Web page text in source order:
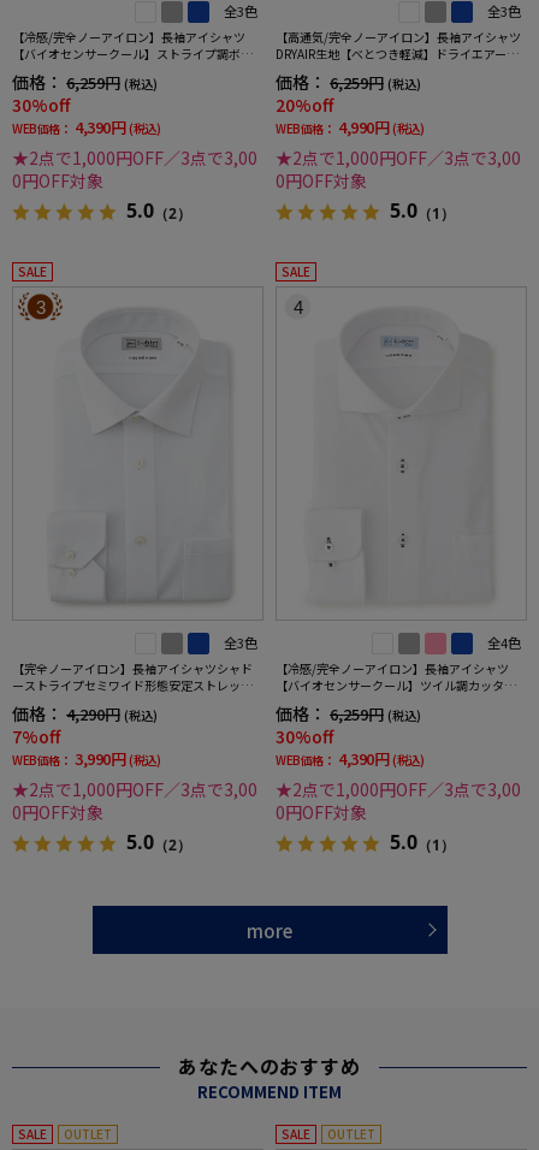
全3色
【冷感/完全ノーアイロン】長袖アイシャツ
【バイオセンサークール】ストライプ調ボタ
ンダウンストライプ形態安定ストレッチ防汚
効果吸汗速乾ワイシャツ春夏
価格： 6,259円 (税込)
30%off
WEB価格： 4,390円 (税込)
★2点で1,000円OFF／3点で3,00
0円OFF対象
5.0 （2）
全3色
【高通気/完全ノーアイロン】長袖アイシャツ
DRYAIR生地【べとつき軽減】ドライエアース
トライプ調セミワイド別布ストライプ形態安
定ストレッチ防汚効果吸汗速乾ワイシャツ春
夏
価格： 6,259円 (税込)
20%off
WEB価格： 4,990円 (税込)
★2点で1,000円OFF／3点で3,00
0円OFF対象
5.0 （1）
SALE
3
全3色
【完全ノーアイロン】長袖アイシャツシャド
ーストライプセミワイド形態安定ストレッチ
吸汗速乾ワイシャツ通年
価格： 4,290円 (税込)
7%off
WEB価格： 3,990円 (税込)
★2点で1,000円OFF／3点で3,00
0円OFF対象
5.0 （2）
SALE
4
全4色
【冷感/完全ノーアイロン】長袖アイシャツ
【バイオセンサークール】ツイル調カッタウ
ェイ織柄無地形態安定ストレッチ防汚効果吸
汗速乾ワイシャツ春夏
価格： 6,259円 (税込)
30%off
WEB価格： 4,390円 (税込)
★2点で1,000円OFF／3点で3,00
0円OFF対象
5.0 （1）
more
あなたへのおすすめ
RECOMMEND ITEM
SALE OUTLET SALE OUTLET